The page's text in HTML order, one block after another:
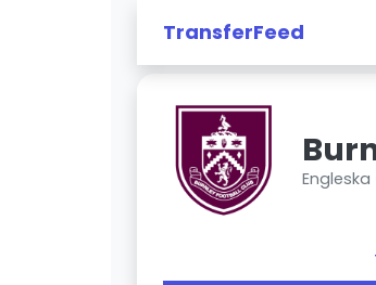
TransferFeed
Engleska